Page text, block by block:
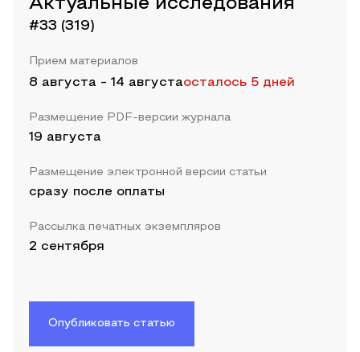
Актуальные исследования
#33 (319)
Прием материалов
8 августа - 14 августаосталось 5 дней
Размещение PDF-версии журнала
19 августа
Размещение электронной версии статьи
сразу после оплаты
Рассылка печатных экземпляров
2 сентября
Опубликовать статью